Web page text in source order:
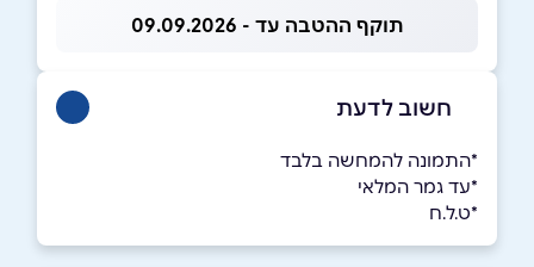
תוקף ההטבה עד - 09.09.2026
חשוב לדעת
*התמונה להמחשה בלבד
*עד גמר המלאי
*ט.ל.ח